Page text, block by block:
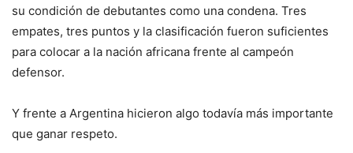
su condición de debutantes como una condena. Tres
empates, tres puntos y la clasificación fueron suficientes
para colocar a la nación africana frente al campeón
defensor.
Y frente a Argentina hicieron algo todavía más importante
que ganar respeto.